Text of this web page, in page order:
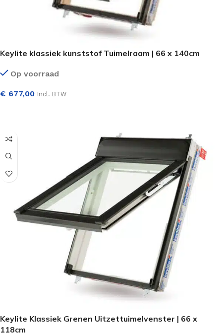
Keylite klassiek kunststof Tuimelraam | 66 x 140cm
Op voorraad
€ 677,00 Incl. BTW
Keylite Klassiek Grenen Uitzettuimelvenster | 66 x
118cm